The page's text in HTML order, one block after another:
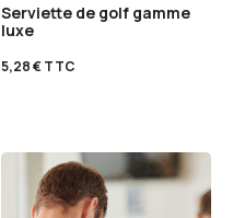
Serviette de golf gamme
luxe
5,28€TTC